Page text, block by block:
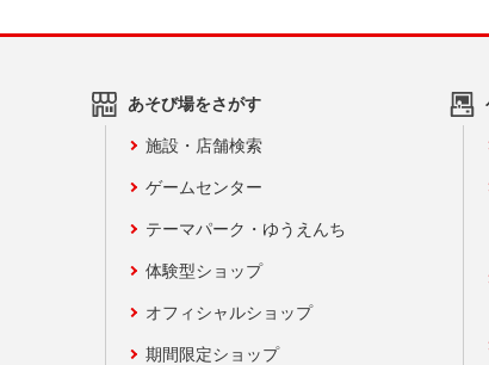
あそび場をさがす
施設・店舗検索
ゲームセンター
テーマパーク・ゆうえんち
体験型ショップ
オフィシャルショップ
期間限定ショップ